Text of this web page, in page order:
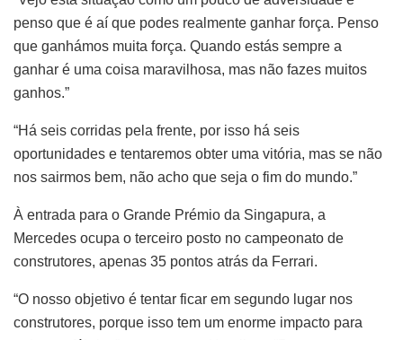
penso que é aí que podes realmente ganhar força. Penso
que ganhámos muita força. Quando estás sempre a
ganhar é uma coisa maravilhosa, mas não fazes muitos
ganhos.”
“Há seis corridas pela frente, por isso há seis
oportunidades e tentaremos obter uma vitória, mas se não
nos sairmos bem, não acho que seja o fim do mundo.”
À entrada para o Grande Prémio da Singapura, a
Mercedes ocupa o terceiro posto no campeonato de
construtores, apenas 35 pontos atrás da Ferrari.
“O nosso objetivo é tentar ficar em segundo lugar nos
construtores, porque isso tem um enorme impacto para